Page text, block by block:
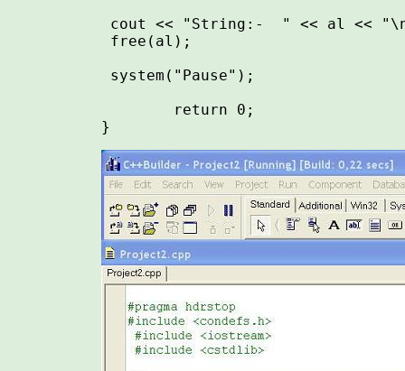
cout << "String:-  " << al <<
free(al);
system("Pause");
        return 0;